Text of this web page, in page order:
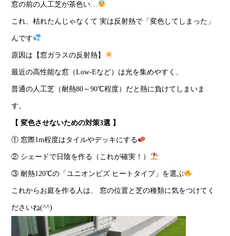
窓の前の人工芝が茶色い…
これ、枯れたんじゃなくて 実は反射熱で「変色してしまった」
んです
原因は【窓ガラスの反射熱】
最近の高性能な窓（Low-Eなど）は光を集めやすく、
普通の人工芝（耐熱80～90℃程度）だと熱に負けてしまいま
す。
【 変色させないための対策3選 】
① 窓際1m程度はタイルやデッキにする
② シェードで日陰を作る（これが確実！）
③ 耐熱120℃の「ユニオンビズ ヒートタイプ」を選ぶ
これからお庭を作る人は、 窓の位置と芝の種類に気をつけてく
ださいね(^^)